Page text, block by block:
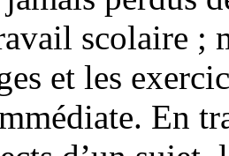
scolaire ;
et les
En